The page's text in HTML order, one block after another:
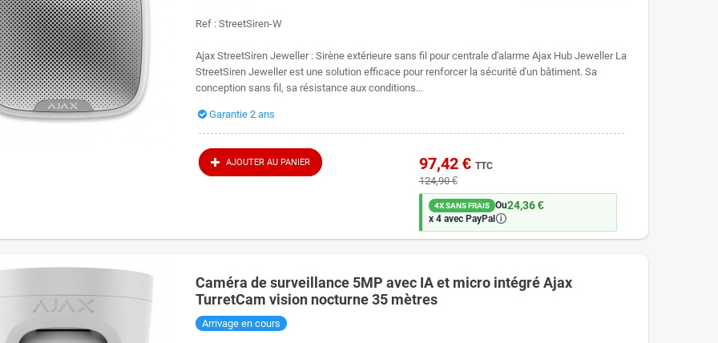
Ref : StreetSiren-W
Ajax StreetSiren Jeweller : Sirène extérieure sans fil pour centrale d'alarme Ajax Hub Jeweller La
StreetSiren Jeweller est une solution efficace pour renforcer la sécurité d'un bâtiment. Sa
conception sans fil, sa résistance aux conditions...
Garantie 2 ans
AJOUTER AU PANIER 97,42 € TTC
124,90 €
4X SANS FRAIS Ou24,36 €
x 4 avec PayPal🛈
Caméra de surveillance 5MP avec IA et micro intégré Ajax
TurretCam vision nocturne 35 mètres
Arrivage en cours